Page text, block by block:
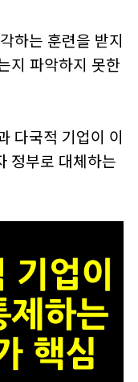
하는 훈련을 받지
지 파악하지 못한
다국적 기업이 이
정부로 대체하는